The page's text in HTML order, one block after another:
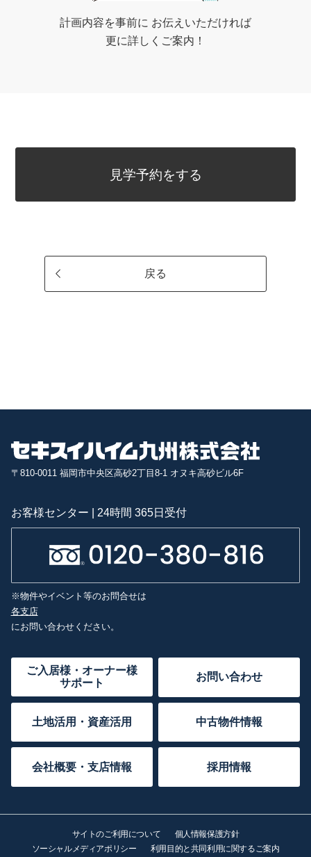
計画内容を事前に お伝えいただければ
更に詳しくご案内！
見学予約をする
戻る
〒810-0011 福岡市中央区高砂2丁目8-1 オヌキ高砂ビル6F
お客様センター | 24時間 365日受付
※物件やイベント等のお問合せは
各支店
にお問い合わせください。
ご入居様・オーナー様
サポート
お問い合わせ
土地活用・資産活用 中古物件情報
会社概要・支店情報 採用情報
サイトのご利用について
個人情報保護方針
ソーシャルメディアポリシー
利用目的と共同利用に関するご案内